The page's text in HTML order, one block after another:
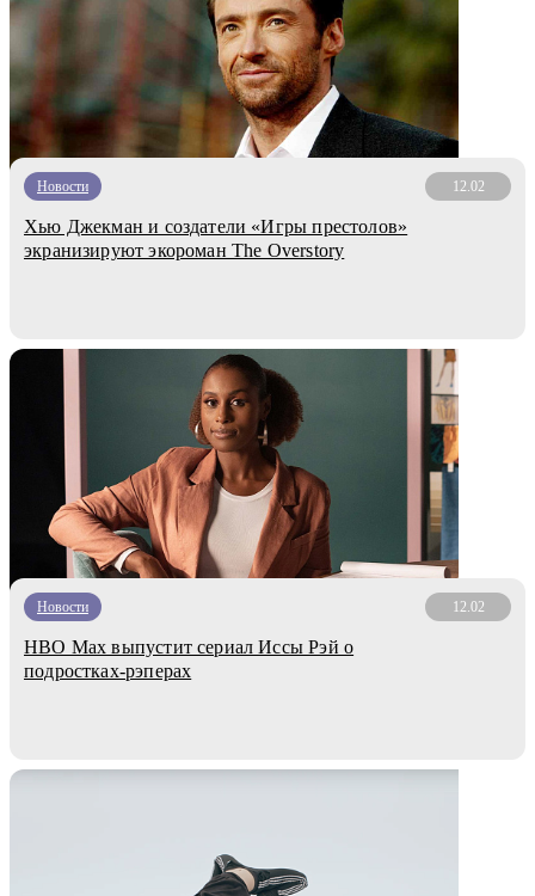
Новости 12.02
Хью Джекман и создатели «Игры престолов»
экранизируют экороман The Overstory
Новости 12.02
HBO Max выпустит сериал Иссы Рэй о
подростках-рэперах